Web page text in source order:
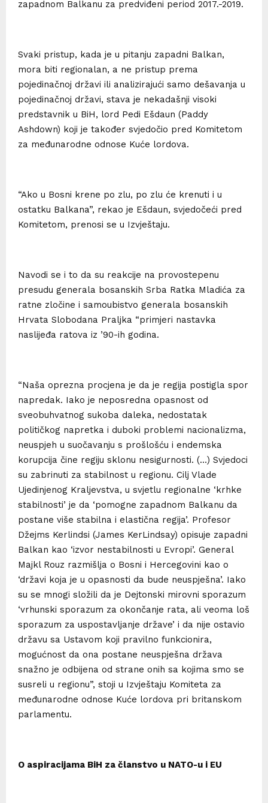
zapadnom Balkanu za predviđeni period 2017.-2019.
Svaki pristup, kada je u pitanju zapadni Balkan,
mora biti regionalan, a ne pristup prema
pojedinačnoj državi ili analizirajući samo dešavanja u
pojedinačnoj državi, stava je nekadašnji visoki
predstavnik u BiH, lord Pedi Ešdaun (Paddy
Ashdown) koji je također svjedočio pred Komitetom
za međunarodne odnose Kuće lordova.
“Ako u Bosni krene po zlu, po zlu će krenuti i u
ostatku Balkana”, rekao je Ešdaun, svjedočeći pred
Komitetom, prenosi se u Izvještaju.
Navodi se i to da su reakcije na provostepenu
presudu generala bosanskih Srba Ratka Mladića za
ratne zločine i samoubistvo generala bosanskih
Hrvata Slobodana Praljka “primjeri nastavka
naslijeđa ratova iz ’90-ih godina.
“Naša oprezna procjena je da je regija postigla spor
napredak. Iako je neposredna opasnost od
sveobuhvatnog sukoba daleka, nedostatak
političkog napretka i duboki problemi nacionalizma,
neuspjeh u suočavanju s prošlošću i endemska
korupcija čine regiju sklonu nesigurnosti. (…) Svjedoci
su zabrinuti za stabilnost u regionu. Cilj Vlade
Ujedinjenog Kraljevstva, u svjetlu regionalne ‘krhke
stabilnosti’ je da ‘pomogne zapadnom Balkanu da
postane više stabilna i elastična regija’. Profesor
Džejms Kerlindsi (James KerLindsay) opisuje zapadni
Balkan kao ‘izvor nestabilnosti u Evropi’. General
Majkl Rouz razmišlja o Bosni i Hercegovini kao o
‘državi koja je u opasnosti da bude neuspješna’. Iako
su se mnogi složili da je Dejtonski mirovni sporazum
‘vrhunski sporazum za okončanje rata, ali veoma loš
sporazum za uspostavljanje države’ i da nije ostavio
državu sa Ustavom koji pravilno funkcionira,
mogućnost da ona postane neuspješna država
snažno je odbijena od strane onih sa kojima smo se
susreli u regionu”, stoji u Izvještaju Komiteta za
međunarodne odnose Kuće lordova pri britanskom
parlamentu.
O aspiracijama BiH za članstvo u NATO-u i EU